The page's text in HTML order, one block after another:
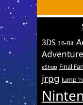
3DS 16-Bit
Adventure
eShop Final
jrpg Jump